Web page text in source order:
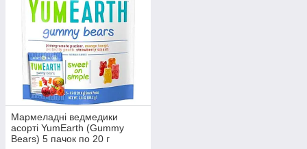
Мармеладні ведмедики
асорті YumEarth (Gummy
Bears) 5 пачок по 20 г